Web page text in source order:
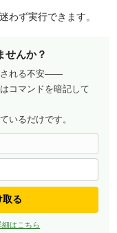
わず実行できます。
せんか？
される不安——
コマンドを暗記して
いるだけです。
取る
細はこちら